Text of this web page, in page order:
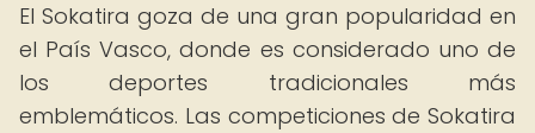
El Sokatira goza de una gran popularidad en
el País Vasco, donde es considerado uno de
los deportes tradicionales más
emblemáticos. Las competiciones de Sokatira